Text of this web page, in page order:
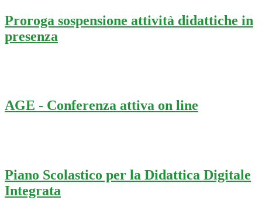
Proroga sospensione attività didattiche in
presenza
AGE - Conferenza attiva on line
Piano Scolastico per la Didattica Digitale
Integrata